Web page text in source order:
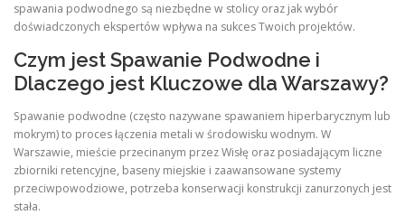
spawania podwodnego są niezbędne w stolicy oraz jak wybór
doświadczonych ekspertów wpływa na sukces Twoich projektów.
Czym jest Spawanie Podwodne i
Dlaczego jest Kluczowe dla Warszawy?
Spawanie podwodne (często nazywane spawaniem hiperbarycznym lub
mokrym) to proces łączenia metali w środowisku wodnym. W
Warszawie, mieście przecinanym przez Wisłę oraz posiadającym liczne
zbiorniki retencyjne, baseny miejskie i zaawansowane systemy
przeciwpowodziowe, potrzeba konserwacji konstrukcji zanurzonych jest
stała.